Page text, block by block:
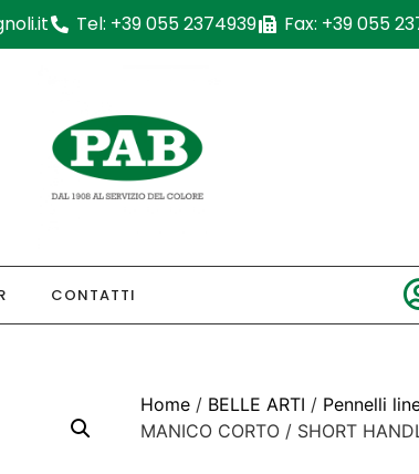
Tel: +39 055 2374939 Fax: +39 055
CONTATTI
Home / BELLE ARTI / Pennelli
MANICO CORTO / SHORT